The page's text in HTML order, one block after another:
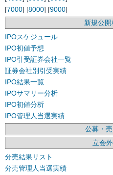
[7000] [8000] [9000]
新規公
IPOスケジュール
IPO初値予想
IPO引受証券会社一覧
証券会社別引受実績
IPO結果一覧
IPOサマリー分析
IPO初値分析
IPO管理人当選実績
公募・
立会
分売結果リスト
分売管理人当選実績